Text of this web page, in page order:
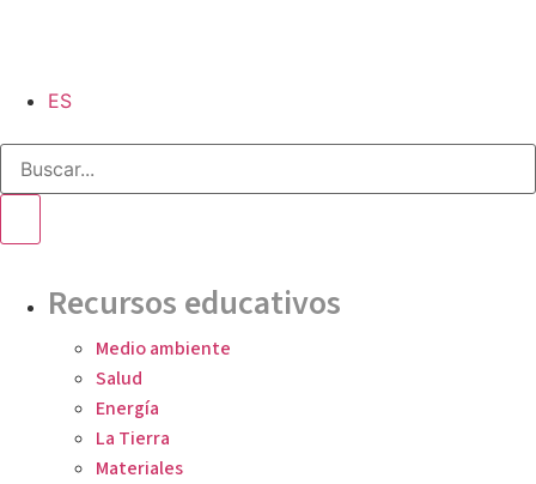
ES
Recursos educativos
Medio ambiente
Salud
Energía
La Tierra
Materiales